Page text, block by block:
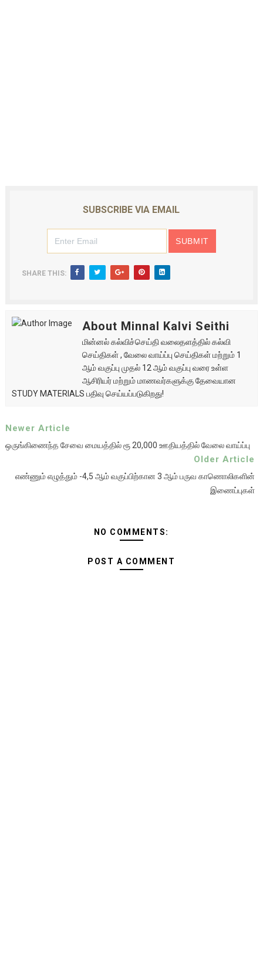
SUBSCRIBE VIA EMAIL
SHARE THIS:
About Minnal Kalvi Seithi
மின்னல் கல்விச்செய்தி வலைதளத்தில் கல்வி
செய்திகள் , வேலை வாய்ப்பு செய்திகள் மற்றும் 1
ஆம் வகுப்பு முதல் 12 ஆம் வகுப்பு வரை உள்ள
ஆசிரியர் மற்றும் மாணவர்களுக்கு தேவையான
STUDY MATERIALS பதிவு செய்யப்படுகிறது!
Newer Article
ஒருங்கிணைந்த சேவை மையத்தில் ரூ 20,000 ஊதியத்தில் வேலை வாய்ப்பு
Older Article
எண்ணும் எழுத்தும் -4,5 ஆம் வகுப்பிற்கான 3 ஆம் பருவ காணொலிகளின்
இணைப்புகள்
NO COMMENTS:
POST A COMMENT